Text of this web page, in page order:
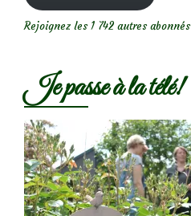
Rejoignez les 1 742 autres abonnés
Je passe à la télé!